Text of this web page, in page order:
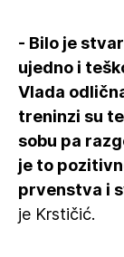
- Bilo je
ujedno i
Vlada
treninzi su
sobu pa
je to
prvenstva i
je Krstičić.